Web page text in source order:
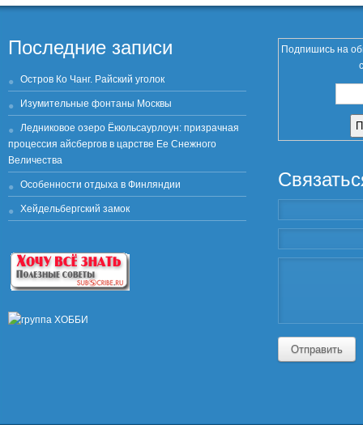
Последние записи
Остров Ко Чанг. Райский уголок
Изумительные фонтаны Москвы
Ледниковое озеро Ёкюльсаурлоун: призрачная
процессия айсбергов в царстве Ее Снежного
Величества
Особенности отдыха в Финляндии
Хейдельбергский замок
Подпишись на
Отправить